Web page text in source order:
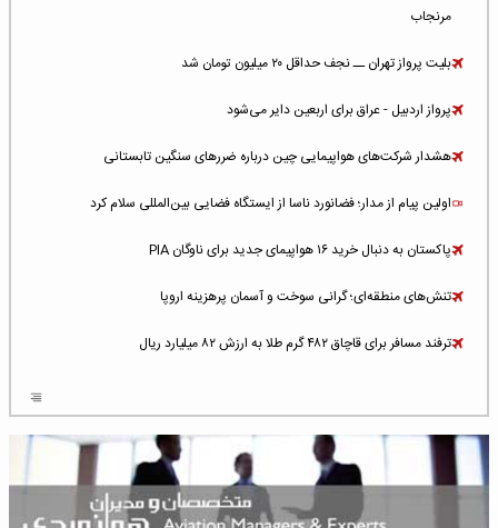
مرنجاب
بلیت پرواز تهران ــ نجف حداقل ۲۰ میلیون تومان شد
پرواز اردبیل - عراق برای اربعین دایر می‌شود
هشدار شرکت‌های هواپیمایی چین درباره ضررهای سنگین تابستانی
اولین پیام از مدار؛ فضانورد ناسا از ایستگاه فضایی بین‌المللی سلام کرد
پاکستان به دنبال خرید ۱۶ هواپیمای جدید برای ناوگان PIA
تنش‌های منطقه‌ای؛ گرانی سوخت و آسمان پرهزینه اروپا
ترفند مسافر برای قاچاق ۴۸۲ گرم طلا به ارزش ۸۲ میلیارد ریال
شلوغ‌ترین فرودگاه‌های اروپا در ۲۰۲۵: لندن، استانبول و پاریس
پخش زنده پرواز سیزدهم موشک استارشیپ اسپیس‌ایکس [جمعه ساعت ۰۱:۴۵]